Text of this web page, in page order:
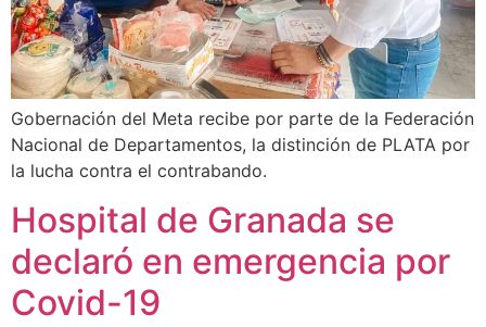
Gobernación del Meta recibe por parte de la Federación
Nacional de Departamentos, la distinción de PLATA por
la lucha contra el contrabando.
Hospital de Granada se
declaró en emergencia por
Covid-19